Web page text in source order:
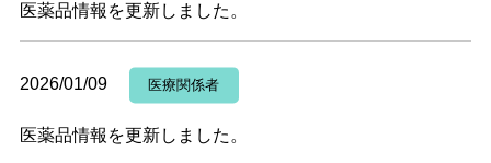
医薬品情報を更新しました。
2026/01/09 医療関係者
医薬品情報を更新しました。